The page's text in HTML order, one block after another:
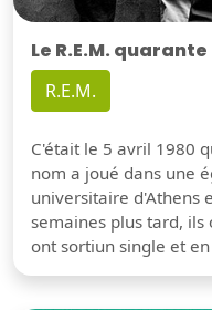
Le R.E.M.
R.E.M.
C'était le 5 avril 1980
nom a joué dans une
universitaire d'Athens
semaines plus tard, ils
ont sortiun single et